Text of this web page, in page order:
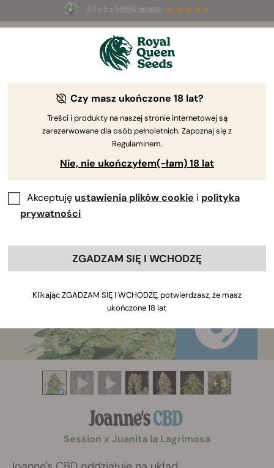
4.7 z 5 z 58690 recenzji
3 nasiona White Widow Auto
+ 3
Joanne'sCBD
Session x Juanita la Lagrimosa
Czy masz ukończone 18 lat?
Treści i produkty na naszej stronie internetowej są
zarezerwowane dla osób pełnoletnich. Zapoznaj się z
Regulaminem.
Nie, nie ukończyłem(-łam) 18 lat
Akceptuję ustawienia plików cookie i polityka
prywatności
ZGADZAM SIĘ I WCHODZĘ
Klikając ZGADZAM SIĘ I WCHODZĘ, potwierdzasz, że masz
ukończone 18 lat